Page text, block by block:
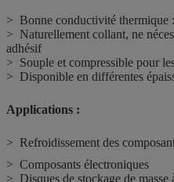
> Bonne conductivité thermique :
> Naturellement collant, ne
adhésif
> Souple et compressible pour
> Disponible en différentes
Applications :
> Refroidissement des
> Composants électroniques
> Disques de stockage de masse